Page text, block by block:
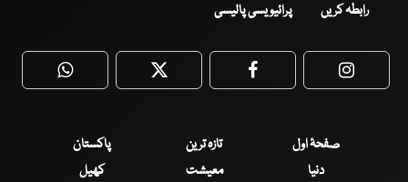
رابطہ کریں پرائیویسی پالیسی
WhatsApp Twitter Facebook
صفحۂ اول تازہ ترین
پاکستان
دنیا
معیشت کھیل